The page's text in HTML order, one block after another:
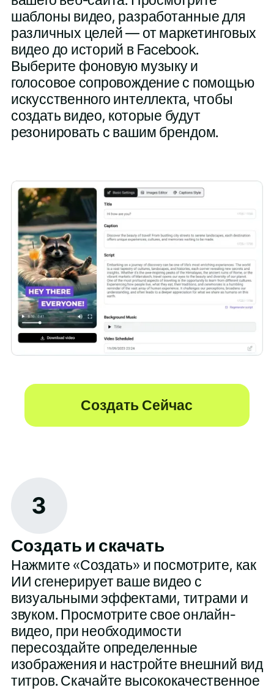
шаблоны видео, разработанные для
различных целей — от маркетинговых
видео до историй в Facebook.
Выберите фоновую музыку и
голосовое сопровождение с помощью
искусственного интеллекта, чтобы
создать видео, которые будут
резонировать с вашим брендом.
Создать Сейчас
3
Создать и скачать
Нажмите «Создать» и посмотрите, как
ИИ сгенерирует ваше видео с
визуальными эффектами, титрами и
звуком. Просмотрите свое онлайн-
видео, при необходимости
пересоздайте определенные
изображения и настройте внешний вид
титров. Скачайте высококачественное